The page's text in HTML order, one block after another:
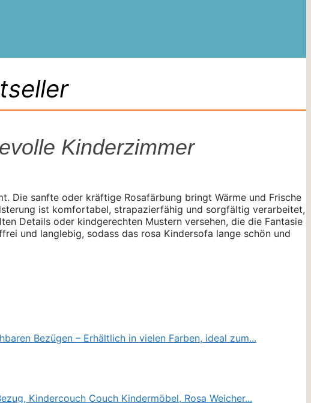
Kinderzimmer
Die sanfte oder kräftige Rosafärbung bringt Wärme und Frische
ist komfortabel, strapazierfähig und sorgfältig verarbeitet,
Details oder kindgerechten Mustern versehen, die die Fantasie
und langlebig, sodass das rosa Kindersofa lange schön und